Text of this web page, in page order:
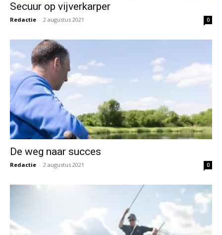
Secuur op vijverkarper
Redactie - 2 augustus 2021 0
De weg naar succes
Redactie - 2 augustus 2021 0